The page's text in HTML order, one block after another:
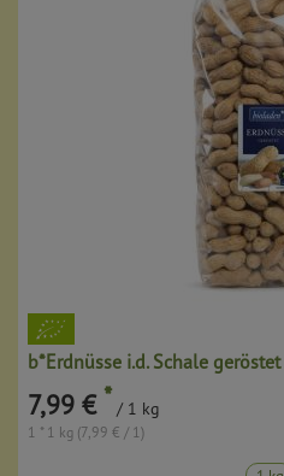
b*Erdnüsse i.d. Schale geröstet
7,99 € * / 1 kg
1 * 1 kg (7,99 € / 1)